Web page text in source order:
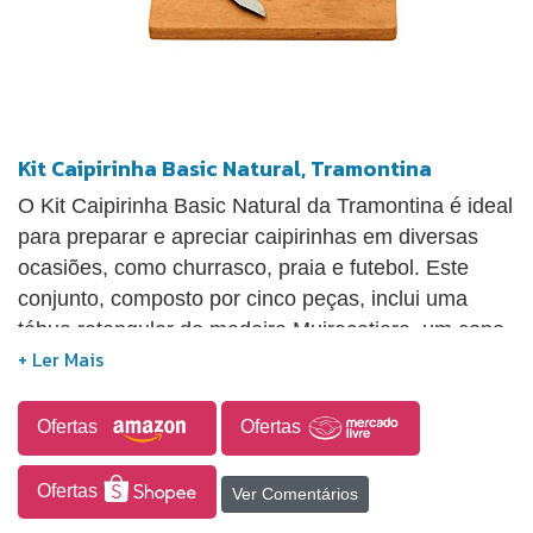
Kit Caipirinha Basic Natural, Tramontina
O Kit Caipirinha Basic Natural da Tramontina é ideal
para preparar e apreciar caipirinhas em diversas
ocasiões, como churrasco, praia e futebol. Este
conjunto, composto por cinco peças, inclui uma
tábua retangular de madeira Muiracatiara, um copo
amassador e uma faca de aço inox. Fabricado em
verniz atóxico, o kit também apresenta proteção
antibacteriana Microban biodegradável.
Ofertas Ofertas
Ofertas Ver Comentários